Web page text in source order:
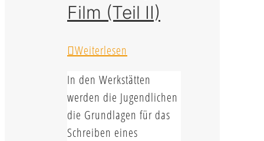
Film (Teil II)
Weiterlesen
In den Werkstätten
werden die Jugendlichen
die Grundlagen für das
Schreiben eines